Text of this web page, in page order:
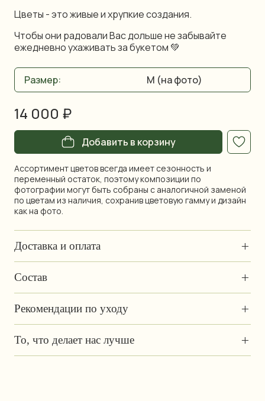
Цветы - это живые и хрупкие создания.
Чтобы они радовали Вас дольше не забывайте
ежедневно ухаживать за букетом 💚
Размер:
14 000 ₽
Добавить в корзину
Ассортимент цветов всегда имеет сезонность и
переменный остаток, поэтому композиции по
фотографии могут быть собраны с аналогичной заменой
по цветам из наличия, сохранив цветовую гамму и дизайн
как на фото.
Доставка и оплата +
Состав +
Рекомендации по уходу +
То, что делает нас лучше +